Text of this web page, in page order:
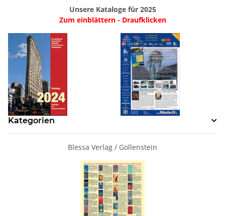
Unsere Kataloge für 2025
Zum einblättern - Draufklicken
Kategorien
Blessa Verlag / Gollenstein